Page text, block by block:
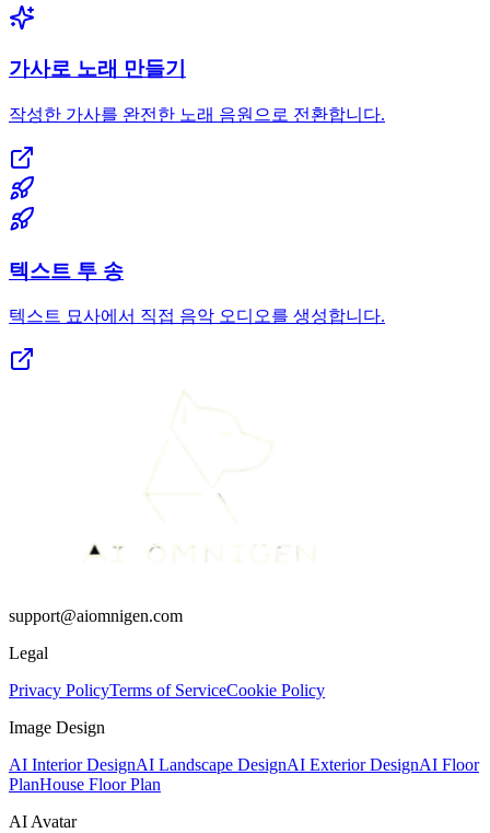
가사로 노래 만들기
작성한 가사를 완전한 노래 음원으로 전환합니다.
텍스트 투 송
텍스트 묘사에서 직접 음악 오디오를 생성합니다.
support@aiomnigen.com
Legal
Privacy PolicyTerms of ServiceCookie Policy
Image Design
AI Interior DesignAI Landscape DesignAI Exterior DesignAI Floor
PlanHouse Floor Plan
AI Avatar